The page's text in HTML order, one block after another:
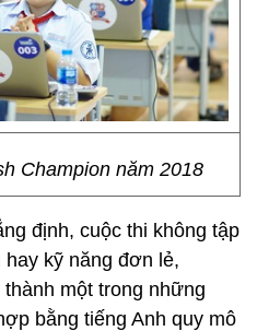
Champion năm 2018
định, cuộc thi không tập
kỹ năng đơn lẻ,
một trong những
bằng tiếng Anh quy mô